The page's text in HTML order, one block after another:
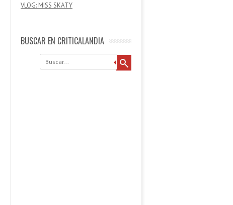
VLOG: MISS SKATY
BUSCAR EN CRITICALANDIA
Buscar